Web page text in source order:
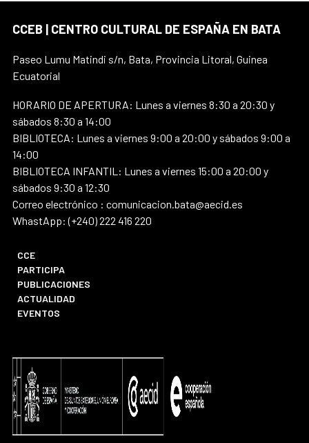
CCEB | CENTRO CULTURAL DE ESPAÑA EN BATA
Paseo Lumu Matindi s/n, Bata, Provincia Litoral, Guinea
Ecuatorial
HORARIO DE APERTURA: Lunes a viernes 8:30 a 20:30 y
sábados 8:30 a 14:00
BIBLIOTECA: Lunes a viernes 9:00 a 20:00 y sábados 9:00 a
14:00
BIBLIOTECA INFANTIL: Lunes a viernes 15:00 a 20:00 y
sábados 9:30 a 12:30
Correo electrónico : comunicacion.bata@aecid.es
WhastApp: (+240) 222 416 220
CCE
PARTICIPA
PUBLICACIONES
ACTUALIDAD
EVENTOS